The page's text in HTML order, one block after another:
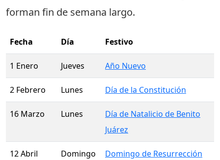
forman fin de semana largo.
Fecha Día Festivo
1 Enero Jueves Año Nuevo
2 Febrero Lunes Día de la Constitución
16 Marzo Lunes
Día de Natalicio de Benito
Juárez
12 Abril Domingo
Domingo de Resurrección